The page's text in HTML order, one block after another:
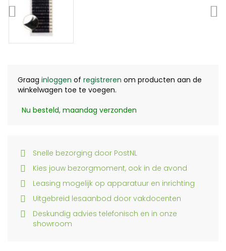
Graag inloggen of registreren om producten aan de
winkelwagen toe te voegen.
Nu besteld, maandag verzonden
Snelle bezorging door PostNL
Kies jouw bezorgmoment, ook in de avond
Leasing mogelijk op apparatuur en inrichting
Uitgebreid lesaanbod door vakdocenten
Deskundig advies telefonisch en in onze
showroom